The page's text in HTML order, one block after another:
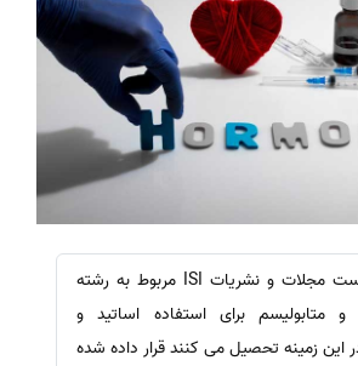
در این بخش لیست مجلات و نشریات ISI مربوط به رشته
متابولیسم برای استفاده اساتید و
این زمینه تحصیل می کنند قرار داده شده